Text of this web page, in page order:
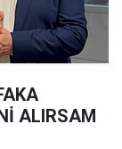
ALIRSAM